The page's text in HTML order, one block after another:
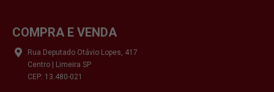
COMPRA E VENDA
Rua Deputado Otávio Lopes, 417
Centro | Limeira SP
CEP: 13.480-021